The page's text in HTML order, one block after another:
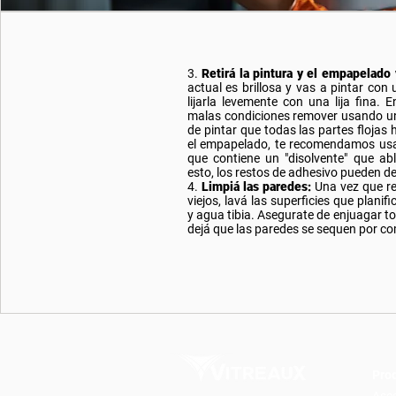
3.Retirá la pintura y el empapelado
actual es brillosa y vas a pintar con
lijarla levemente con una lija fina.
malas condiciones remover usando
de pintar que todas las partes flojas
el empapelado, te recomendamos
que contiene un "disolvente" que
esto, los restos de adhesivo pueden
4. Limpiá las paredes: Una vez que
viejos, lavá las superficies que
y agua tibia. Asegurate de enjuagar
dejá que las paredes se sequen por